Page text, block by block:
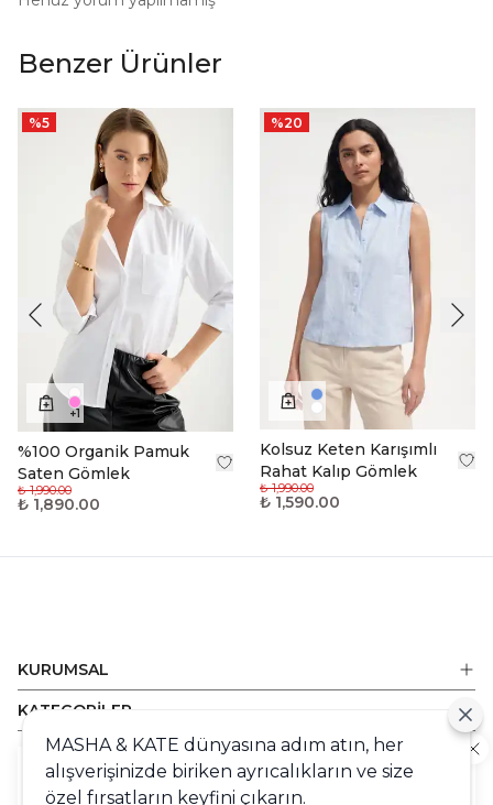
Cookie
Benzer Ürünler
%5
+1
%100 Organik Pamuk
Saten Gömlek
₺ 1,990.00
₺ 1,890.00
%20
Kolsuz Keten Karışımlı
Rahat Kalıp Gömlek
₺ 1,990.00
₺ 1,590.00
KURUMSAL
KATEGORİLER
ALIŞVERİŞ
DESTEK
MASHA & KATE dünyasına adım atın, her
alışverişinizde biriken ayrıcalıkların ve size
özel fırsatların keyfini çıkarın.